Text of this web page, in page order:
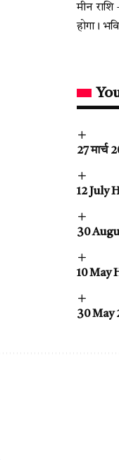
मीन
होगा।
27 मार्च
12 July
30
10 May
30 May